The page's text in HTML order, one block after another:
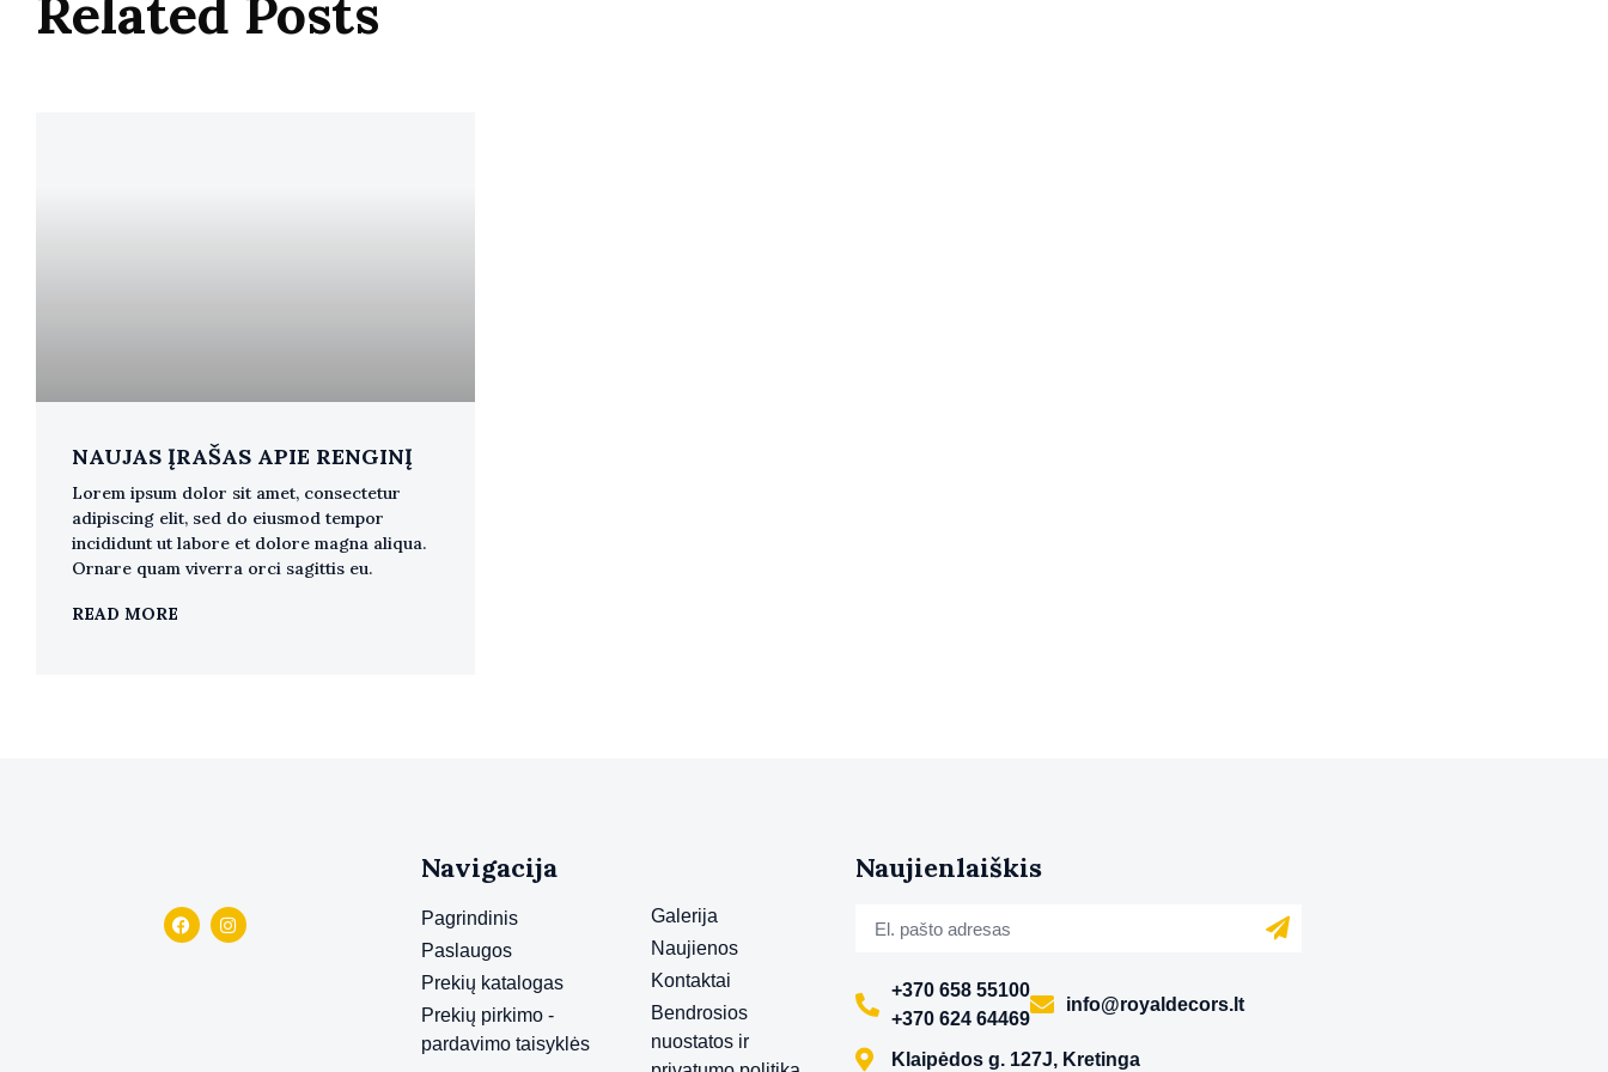
Related Posts
NAUJAS ĮRAŠAS APIE RENGINĮ
Lorem ipsum dolor sit amet, consectetur
adipiscing elit, sed do eiusmod tempor
incididunt ut labore et dolore magna aliqua.
Ornare quam viverra orci sagittis eu.
READ MORE
Navigacija
Pagrindinis
Paslaugos
Prekių katalogas
Prekių pirkimo -
pardavimo taisyklės
Galerija
Naujienos
Kontaktai
Bendrosios
nuostatos ir
Naujienlaiškis
+370 658 55100
+370 624 64469
info@royaldecors.lt
Klaipėdos g. 127J, Kretinga